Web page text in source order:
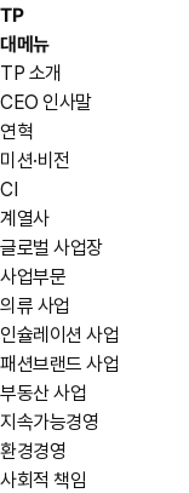
TP
대메뉴
TP 소개
CEO 인사말
연혁
미션·비전
CI
계열사
글로벌 사업장
사업부문
의류 사업
인슐레이션 사업
패션브랜드 사업
부동산 사업
지속가능경영
환경경영
사회적 책임